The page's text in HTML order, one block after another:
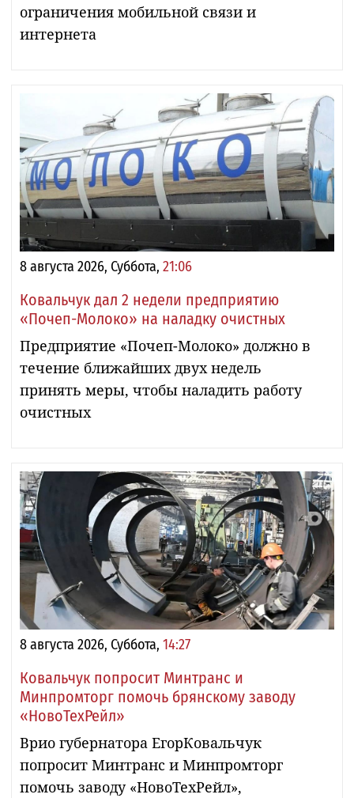
ограничения мобильной связи и
интернета
8 августа 2026, Суббота, 21:06
Ковальчук дал 2 недели предприятию
«Почеп-Молоко» на наладку очистных
Предприятие «Почеп-Молоко» должно в
течение ближайших двух недель
принять меры, чтобы наладить работу
очистных
8 августа 2026, Суббота, 14:27
Ковальчук попросит Минтранс и
Минпромторг помочь брянскому заводу
«НовоТехРейл»
Врио губернатора ЕгорКовальчук
попросит Минтранс и Минпромторг
помочь заводу «НовоТехРейл»,